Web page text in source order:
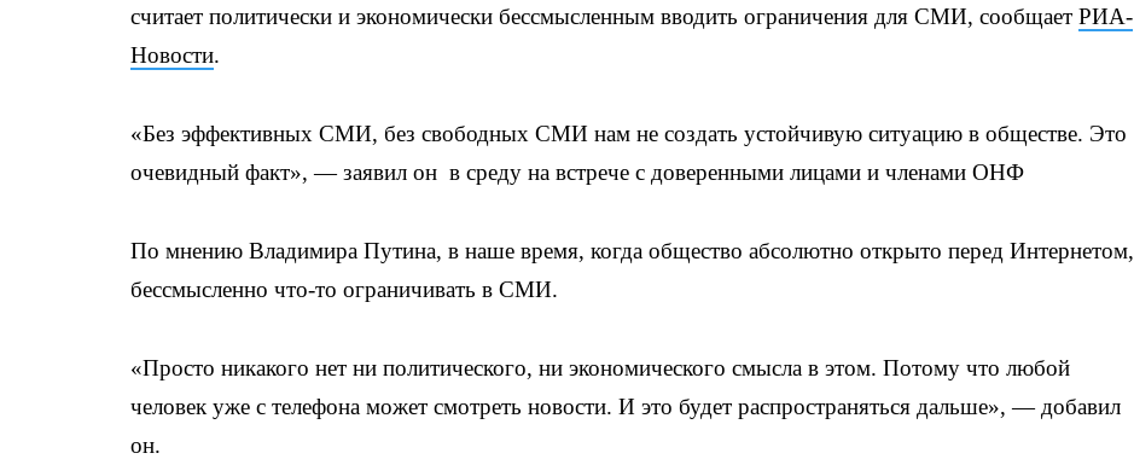
считает политически и экономически бессмысленным вводить ограничения для СМИ, сообщает РИА-
Новости.
«Без эффективных СМИ, без свободных СМИ нам не создать устойчивую ситуацию в обществе. Это
очевидный факт», — заявил он в среду на встрече с доверенными лицами и членами ОНФ
По мнению Владимира Путина, в наше время, когда общество абсолютно открыто перед Интернетом,
бессмысленно что-то ограничивать в СМИ.
«Просто никакого нет ни политического, ни экономического смысла в этом. Потому что любой
человек уже с телефона может смотреть новости. И это будет распространяться дальше», — добавил
он.